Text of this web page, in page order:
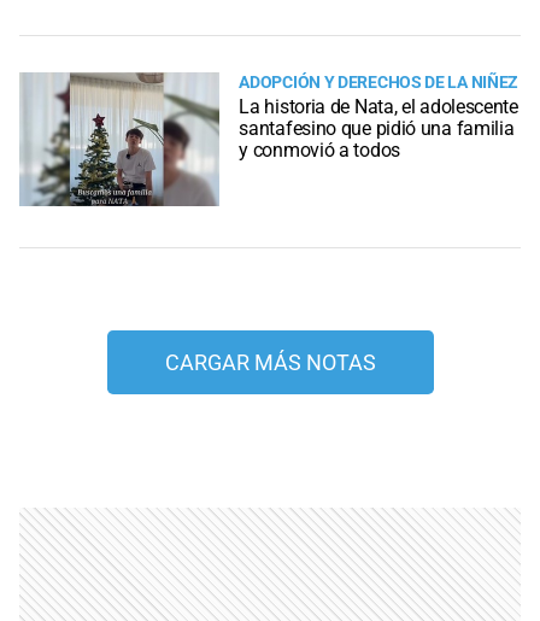
ADOPCIÓN Y DERECHOS DE LA NIÑEZ
La historia de Nata, el adolescente
santafesino que pidió una familia
y conmovió a todos
CARGAR MÁS NOTAS